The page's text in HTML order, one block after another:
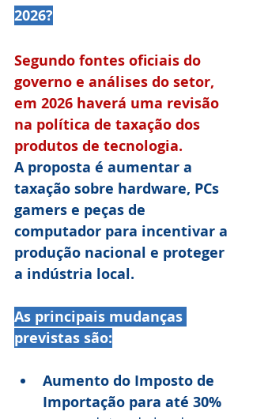
2026?
Segundo fontes oficiais do
governo e análises do setor,
em 2026 haverá uma revisão
na política de taxação dos
produtos de tecnologia.
A proposta é aumentar a
taxação sobre hardware, PCs
gamers e peças de
computador para incentivar a
produção nacional e proteger
a indústria local.
As principais mudanças
previstas são:
Aumento do Imposto de
Importação para até 30%